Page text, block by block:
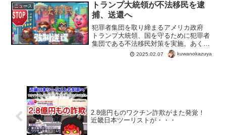
ニュース
トランプ大統領が不法移民を逮
捕、送還へ
犯罪者集団を取り締まるアメリカ政府
トランプ大統領、国を守るために犯罪者
集団である不法移民対策を実施。あくま
で違法ですから、逮捕はもちろん強制送
還で治安の維持へ。もちろん悪事を働い
2025.02.07 kuwanokazuya
2.8億円ものワクチン詐欺がまた発覚！
近畿日本ツーリストが・・・